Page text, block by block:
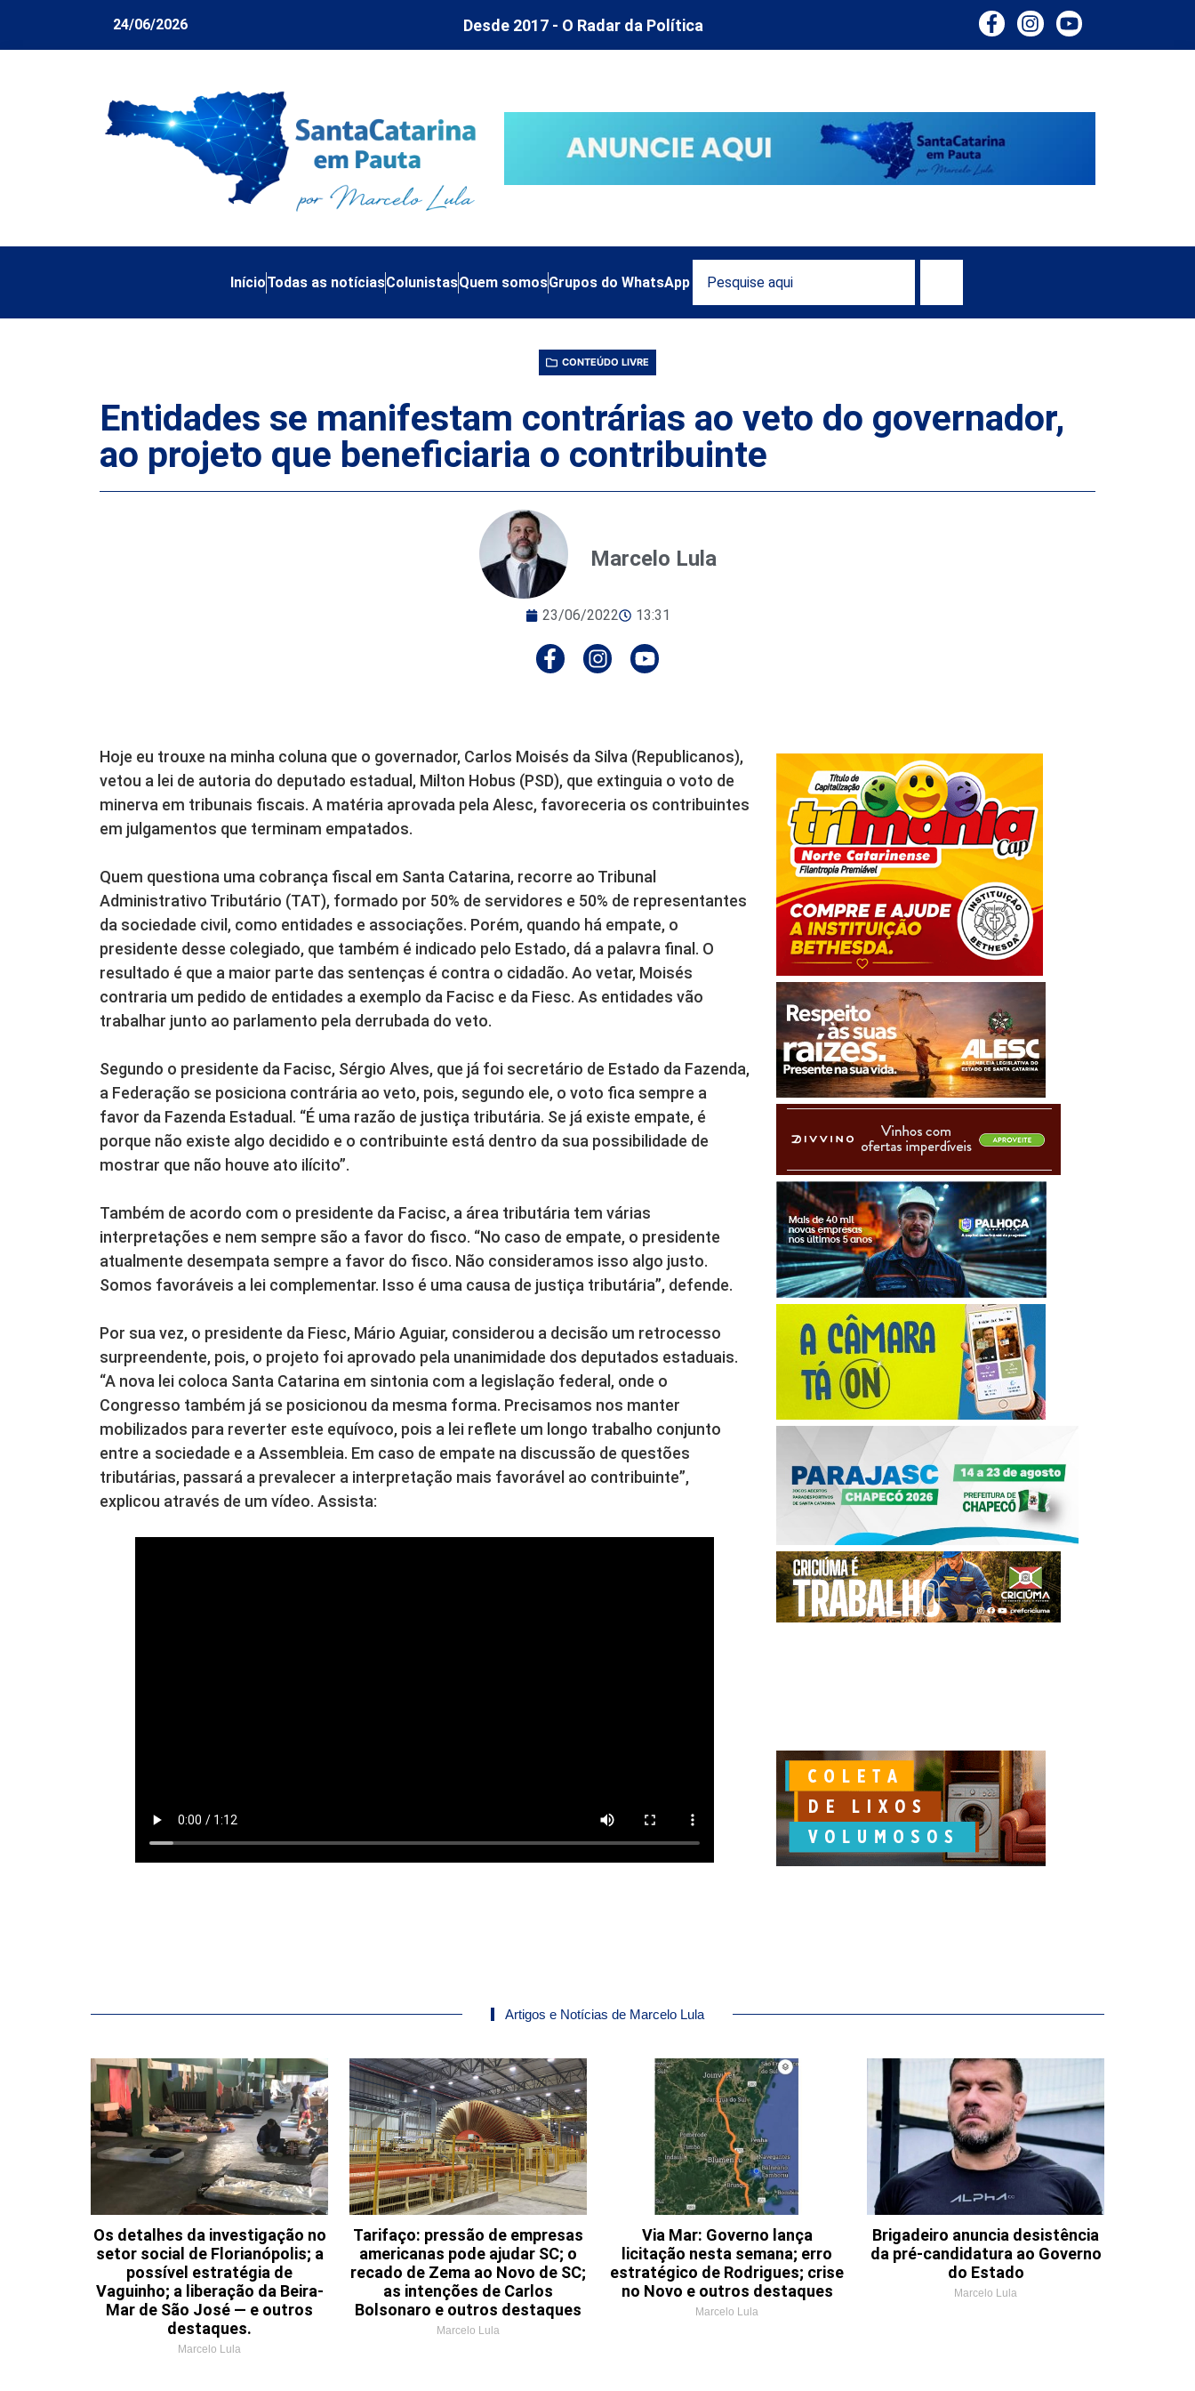
24/06/2026 Desde 2017 - O Radar da Política
InícioTodas as notíciasColunistasQuem somosGrupos do WhatsApp
CONTEÚDO LIVRE
Entidades se manifestam contrárias ao veto do governador,
ao projeto que beneficiaria o contribuinte
Marcelo Lula
23/06/2022 13:31
Hoje eu trouxe na minha coluna que o governador, Carlos Moisés da Silva (Republicanos),
vetou a lei de autoria do deputado estadual, Milton Hobus (PSD), que extinguia o voto de
minerva em tribunais fiscais. A matéria aprovada pela Alesc, favoreceria os contribuintes
em julgamentos que terminam empatados.
Quem questiona uma cobrança fiscal em Santa Catarina, recorre ao Tribunal
Administrativo Tributário (TAT), formado por 50% de servidores e 50% de representantes
da sociedade civil, como entidades e associações. Porém, quando há empate, o
presidente desse colegiado, que também é indicado pelo Estado, dá a palavra final. O
resultado é que a maior parte das sentenças é contra o cidadão. Ao vetar, Moisés
contraria um pedido de entidades a exemplo da Facisc e da Fiesc. As entidades vão
trabalhar junto ao parlamento pela derrubada do veto.
Segundo o presidente da Facisc, Sérgio Alves, que já foi secretário de Estado da Fazenda,
a Federação se posiciona contrária ao veto, pois, segundo ele, o voto fica sempre a
favor da Fazenda Estadual. “É uma razão de justiça tributária. Se já existe empate, é
porque não existe algo decidido e o contribuinte está dentro da sua possibilidade de
mostrar que não houve ato ilícito”.
Também de acordo com o presidente da Facisc, a área tributária tem várias
interpretações e nem sempre são a favor do fisco. “No caso de empate, o presidente
atualmente desempata sempre a favor do fisco. Não consideramos isso algo justo.
Somos favoráveis a lei complementar. Isso é uma causa de justiça tributária”, defende.
Por sua vez, o presidente da Fiesc, Mário Aguiar, considerou a decisão um retrocesso
surpreendente, pois, o projeto foi aprovado pela unanimidade dos deputados estaduais.
“A nova lei coloca Santa Catarina em sintonia com a legislação federal, onde o
Congresso também já se posicionou da mesma forma. Precisamos nos manter
mobilizados para reverter este equívoco, pois a lei reflete um longo trabalho conjunto
entre a sociedade e a Assembleia. Em caso de empate na discussão de questões
tributárias, passará a prevalecer a interpretação mais favorável ao contribuinte”,
explicou através de um vídeo. Assista:
Artigos e Notícias de Marcelo Lula
Os detalhes da investigação no
setor social de Florianópolis; a
possível estratégia de
Vaguinho; a liberação da Beira-
Mar de São José — e outros
destaques.
Marcelo Lula
Tarifaço: pressão de empresas
americanas pode ajudar SC; o
recado de Zema ao Novo de SC;
as intenções de Carlos
Bolsonaro e outros destaques
Marcelo Lula
Via Mar: Governo lança
licitação nesta semana; erro
estratégico de Rodrigues; crise
no Novo e outros destaques
Marcelo Lula
Brigadeiro anuncia desistência
da pré-candidatura ao Governo
do Estado
Marcelo Lula